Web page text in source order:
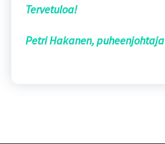
Tervetuloa!
Petri Hakanen, puheenjohtaja